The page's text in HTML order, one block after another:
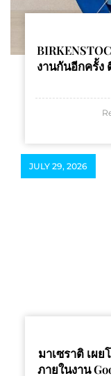
งานกันอีกครั้ง
JULY 29, 2026
มาเซราติ เผย
ภายในงาน